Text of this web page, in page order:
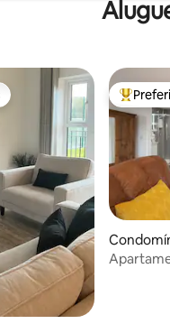
dos hóspedes Entre